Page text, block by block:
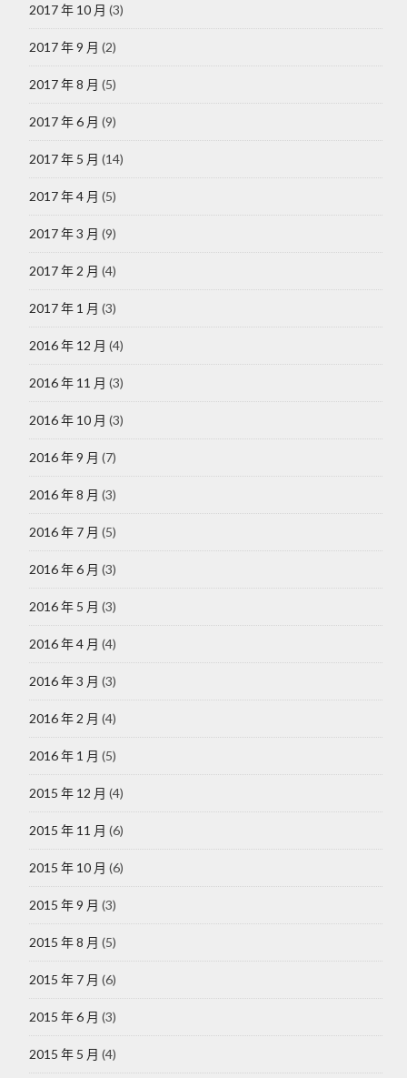
2017 年 10 月 (3)
2017 年 9 月 (2)
2017 年 8 月 (5)
2017 年 6 月 (9)
2017 年 5 月 (14)
2017 年 4 月 (5)
2017 年 3 月 (9)
2017 年 2 月 (4)
2017 年 1 月 (3)
2016 年 12 月 (4)
2016 年 11 月 (3)
2016 年 10 月 (3)
2016 年 9 月 (7)
2016 年 8 月 (3)
2016 年 7 月 (5)
2016 年 6 月 (3)
2016 年 5 月 (3)
2016 年 4 月 (4)
2016 年 3 月 (3)
2016 年 2 月 (4)
2016 年 1 月 (5)
2015 年 12 月 (4)
2015 年 11 月 (6)
2015 年 10 月 (6)
2015 年 9 月 (3)
2015 年 8 月 (5)
2015 年 7 月 (6)
2015 年 6 月 (3)
2015 年 5 月 (4)